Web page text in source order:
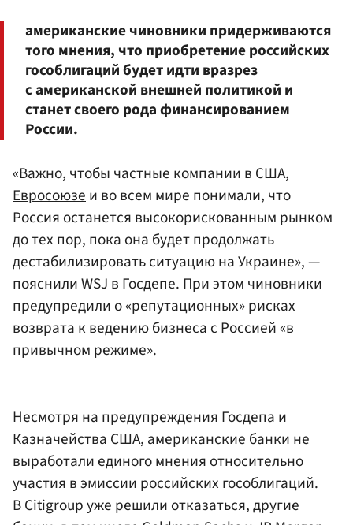
американские чиновники придерживаются
того мнения, что приобретение российских
гособлигаций будет идти вразрез
с американской внешней политикой и
станет своего рода финансированием
России.
«Важно, чтобы частные компании в США,
Евросоюзеи во всем мире понимали, что
Россия останется высокорискованным рынком
до тех пор, пока она будет продолжать
дестабилизировать ситуацию на Украине», —
пояснили WSJ в Госдепе. При этом чиновники
предупредили о «репутационных» рисках
возврата к ведению бизнеса с Россией «в
привычном режиме».
Несмотря на предупреждения Госдепа и
Казначейства США, американские банки не
выработали единого мнения относительно
участия в эмиссии российских гособлигаций.
В Citigroup уже решили отказаться, другие